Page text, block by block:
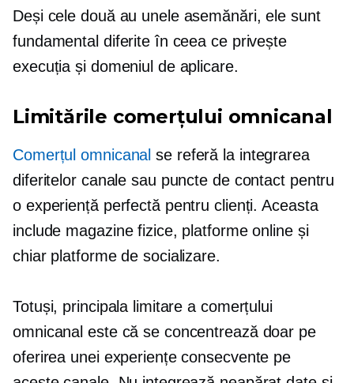
Deși cele două au unele asemănări, ele sunt
fundamental diferite în ceea ce privește
execuția și domeniul de aplicare.
Limitările comerțului omnicanal
Comerțul omnicanal se referă la integrarea
diferitelor canale sau puncte de contact pentru
o experiență perfectă pentru clienți. Aceasta
include magazine fizice, platforme online și
chiar platforme de socializare.
Totuși, principala limitare a comerțului
omnicanal este că se concentrează doar pe
oferirea unei experiențe consecvente pe